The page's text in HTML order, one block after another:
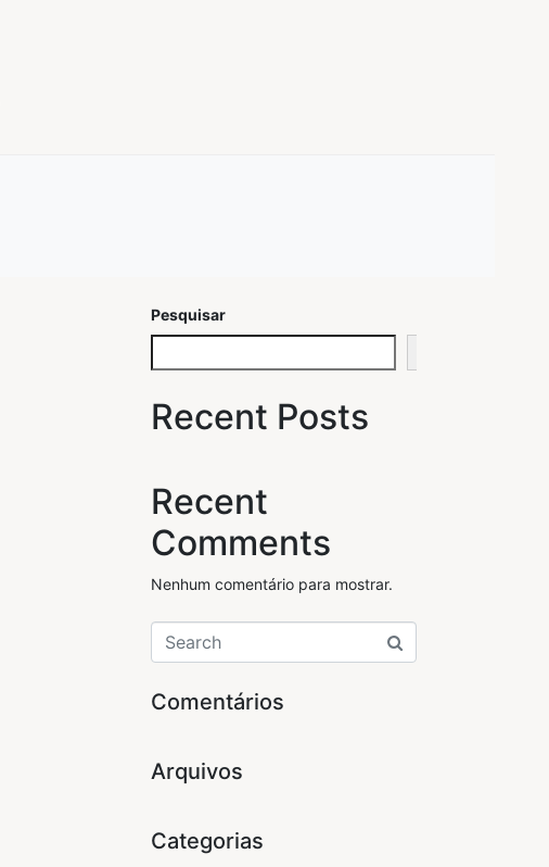
Pesquisar
Recent Posts
Recent
Comments
Nenhum comentário para mostrar.
Comentários
Arquivos
Categorias